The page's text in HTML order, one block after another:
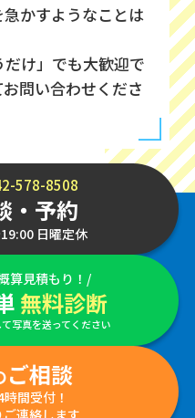
かすようなことは
だけ」でも大歓迎で
問い合わせくださ
578-8508
・予約
日曜定休
算見積もり！/
無料診断
写真を送ってください
ご相談
間受付！